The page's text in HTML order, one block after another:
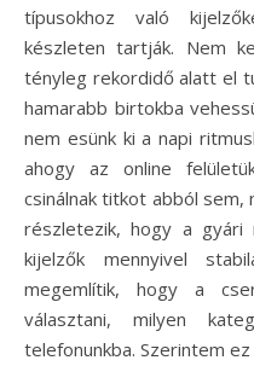
típusokhoz való
készleten tartják. Nem
tényleg rekordidő alatt el
hamarabb birtokba
nem esünk ki a napi
ahogy az online
csinálnak titkot abból sem,
részletezik, hogy a
kijelzők mennyivel
megemlítik, hogy a
választani, milyen
telefonunkba. Szerintem